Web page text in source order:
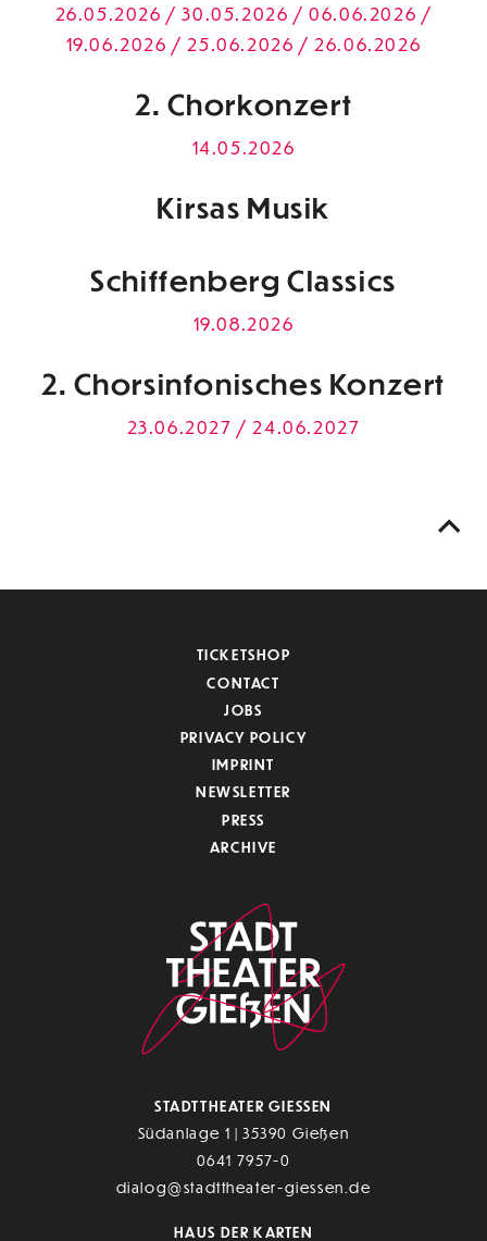
26.05.2026 / 30.05.2026 / 06.06.2026 /
19.06.2026 / 25.06.2026 / 26.06.2026
2. Chorkonzert
14.05.2026
Kirsas Musik
Schiffenberg Classics
19.08.2026
2. Chorsinfonisches Konzert
23.06.2027 / 24.06.2027
TICKETSHOP
CONTACT
JOBS
PRIVACY POLICY
IMPRINT
NEWSLETTER
PRESS
ARCHIVE
STADTTHEATER GIESSEN
Südanlage 1 | 35390 Gießen
0641 7957-0
dialog@stadttheater-giessen.de
HAUS DER KARTEN